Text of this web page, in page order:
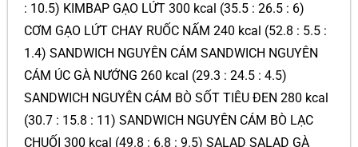
: 10.5) KIMBAP GẠO LỨT 300 kcal (35.5 : 26.5 : 6)
CƠM GẠO LỨT CHAY RUỐC NẤM 240 kcal (52.8 : 5.5 :
1.4) SANDWICH NGUYÊN CÁM SANDWICH NGUYÊN
CÁM ÚC GÀ NƯỚNG 260 kcal (29.3 : 24.5 : 4.5)
SANDWICH NGUYÊN CÁM BÒ SỐT TIÊU ĐEN 280 kcal
(30.7 : 15.8 : 11) SANDWICH NGUYÊN CÁM BÒ LẠC
CHUỐI 300 kcal (49.8 : 6.8 : 9.5) SALAD SALAD GÀ